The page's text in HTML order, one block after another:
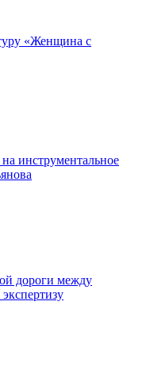
«Женщина с
инструментальное
дороги между